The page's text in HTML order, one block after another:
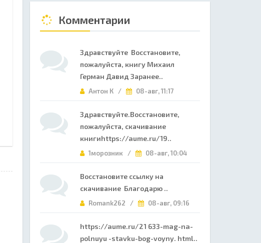
Комментарии
Здравствуйте Восстановите,
пожалуйста, книгу Михаил
Герман Давид Заранее..
Антон К / 08-авг, 11:17
Здравствуйте.Восстановите,
пожалуйста, скачивание
книгиhttps://aume.ru/19..
1морозник / 08-авг, 10:04
Восстановите ссылку на
скачивание Благодарю ..
Romank262 / 08-авг, 09:16
https://aume.ru/21 633-mag-na-
polnuyu -stavku-bog-voyny. html..